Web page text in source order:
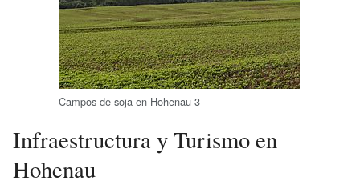
Campos de soja en Hohenau 3
Infraestructura y Turismo en
Hohenau